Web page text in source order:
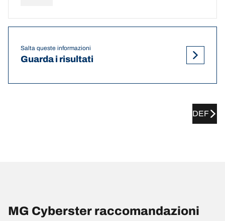
Salta queste informazioni
Guarda i risultati
DEF
MG Cyberster raccomandazioni